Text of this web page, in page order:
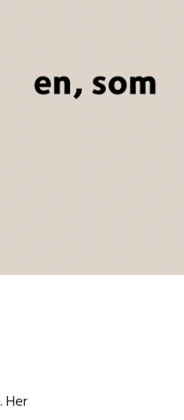
Her